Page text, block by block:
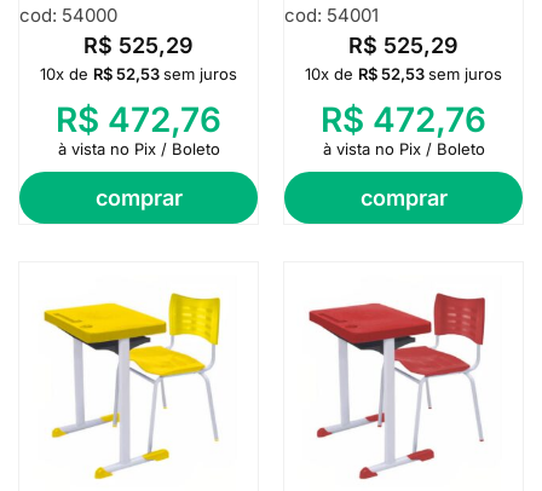
cod: 54000
R$ 525,29
comprar
10x de R$52,53sem juros
R$ 472,76
à vista no Pix / Boleto
cod: 54001
R$ 525,29
comprar
10x de R$52,53sem juros
R$ 472,76
à vista no Pix / Boleto